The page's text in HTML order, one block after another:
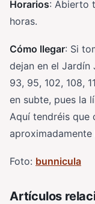
Horarios: Abierto
horas.
Cómo llegar: Si
dejan en el Jardín
93, 95, 102, 108,
en subte, pues la
Aquí tendréis que
Foto: bunnicula
Artículos